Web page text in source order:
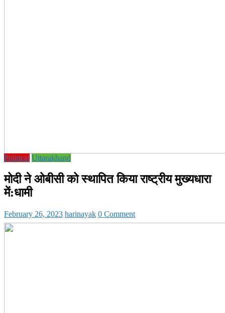
Political Uttarakhand
मोदी ने ओबीसी को स्थापित किया राष्ट्रीय मुख्यधारा
में:धामी
February 26, 2023 harinayak 0 Comment